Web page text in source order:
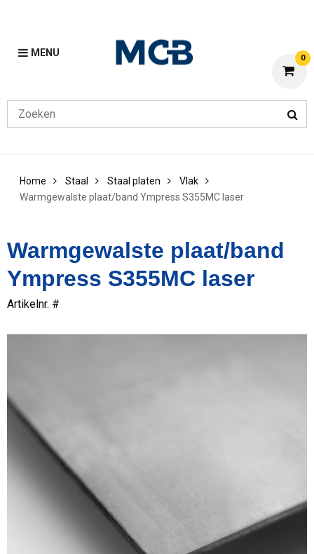
MENU 0
Home Staal Staal platen
Vlak
Warmgewalste plaat/band Ympress S355MC laser
Warmgewalste plaat/band
Ympress S355MC laser
Artikelnr. #